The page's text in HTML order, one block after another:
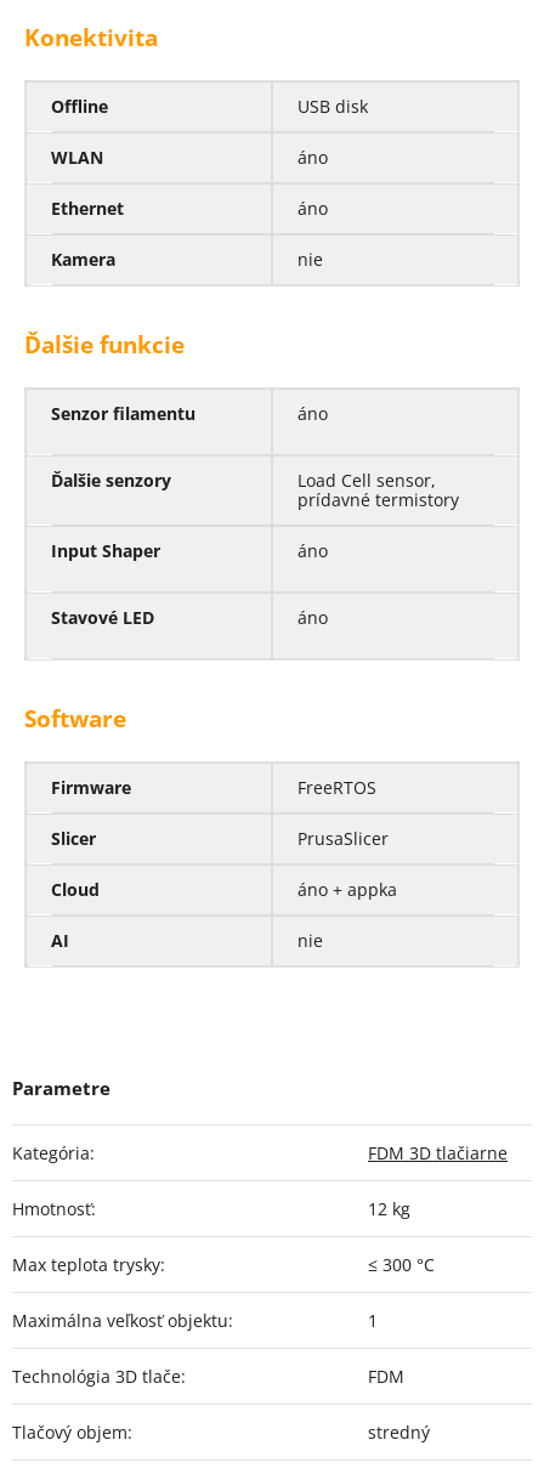
Konektivita
Offline USB disk
WLAN áno
Ethernet áno
Kamera nie
Ďalšie funkcie
Senzor filamentu áno
Ďalšie senzory
Load Cell sensor,
prídavné termistory
Input Shaper áno
Stavové LED áno
Software
Firmware FreeRTOS
Slicer PrusaSlicer
Cloud áno + appka
AI nie
Kategória: FDM 3D tlačiarne
Hmotnosť: 12 kg
Max teplota trysky: ≤ 300 °C
Maximálna veľkosť objektu: 1
Technológia 3D tlače: FDM
Tlačový objem: stredný